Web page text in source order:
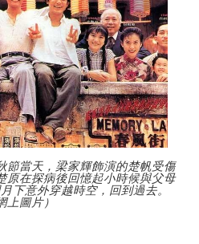
節當天，梁家輝飾演的楚帆受傷
原在探病後回憶起小時候與父母
下意外穿越時空，回到過去。
上圖片）